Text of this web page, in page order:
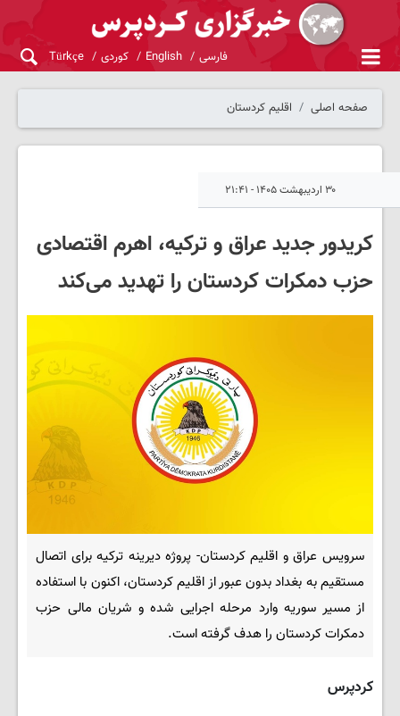
فارسی English کوردی Türkçe
صفحه اصلی اقلیم کردستان
۳۰ اردیبهشت ۱۴۰۵ - ۲۱:۴۱
کریدور جدید عراق و ترکیه، اهرم اقتصادی
حزب دمکرات کردستان را تهدید می‌کند
سرویس عراق و اقلیم کردستان- پروژه دیرینه ترکیه برای اتصال
مستقیم به بغداد بدون عبور از اقلیم کردستان، اکنون با استفاده
از مسیر سوریه وارد مرحله اجرایی شده و شریان مالی حزب
دمکرات کردستان را هدف گرفته است.
کردپرس